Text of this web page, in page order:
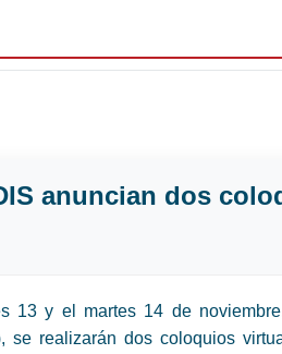
anuncian dos
13 y el martes 14 de
se realizarán dos coloquios